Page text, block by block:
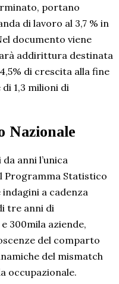
portano
di lavoro al 3,7 % in
documento viene
addirittura destinata
di crescita alla fine
1,3 milioni di
Nazionale
anni l’unica
Programma Statistico
a cadenza
tre anni di
300mila aziende,
del comparto
del mismatch
occupazionale.